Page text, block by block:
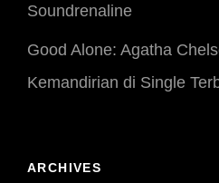
Soundrenaline
Good Alone: Agatha
Kemandirian di Single
ARCHIVES